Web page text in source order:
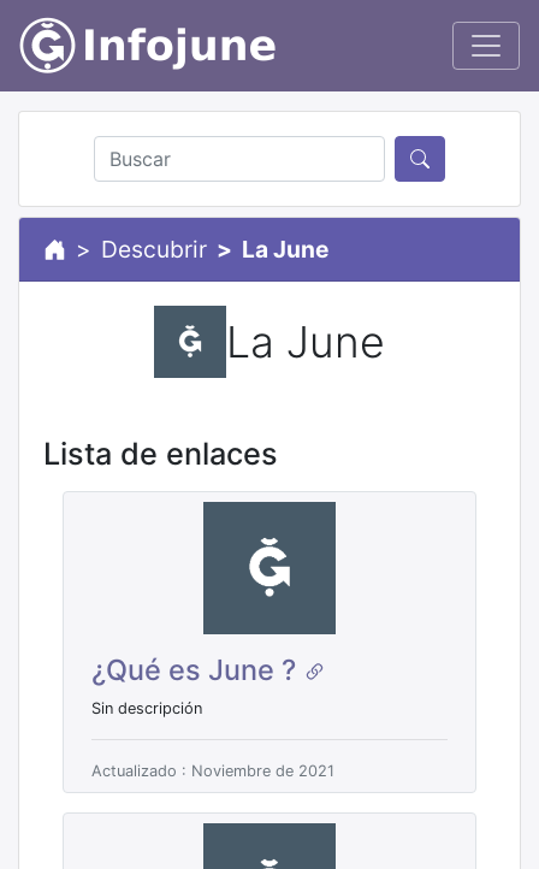
Descubrir La June
La June
Lista de enlaces
¿Qué es June ?
Sin descripción
Actualizado : Noviembre de 2021